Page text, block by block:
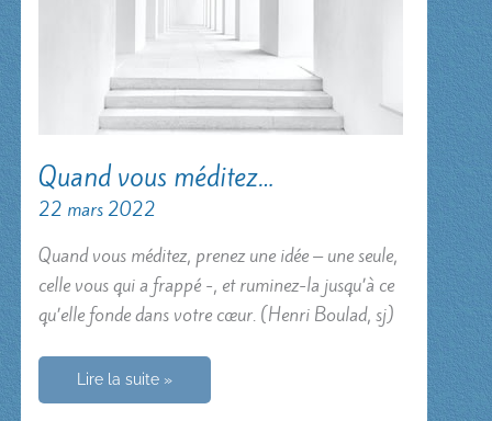
Quand vous méditez…
22 mars 2022
Quand vous méditez, prenez une idée – une seule,
celle vous qui a frappé -, et ruminez-la jusqu’à ce
qu’elle fonde dans votre cœur. (Henri Boulad, sj)
Quand
méditez…
Lire la suite »